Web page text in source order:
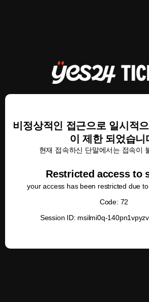
비정상적인 접근으로 일시적
이 제한 되었습니
현재 접속하신 단말에서는 접속이
Restricted access to
your access has been restricted due to
Code: 72
Session ID: msilmi0q-